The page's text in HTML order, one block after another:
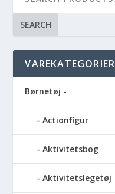
SEARCH
VAREKATEGORIER
Børnetøj -
Actionfigur
Aktivitetsbog
Aktivitetslegetøj